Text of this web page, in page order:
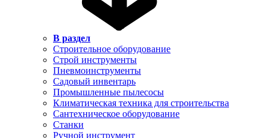
В раздел
Строительное оборудование
Строй инструменты
Пневмоинструменты
Садовый инвентарь
Промышленные пылесосы
Климатическая техника для строительства
Сантехническое оборудование
Станки
Ручной инструмент